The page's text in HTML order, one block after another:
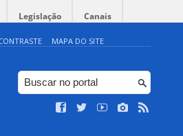
Legislação Canais
MAPA DO SITE